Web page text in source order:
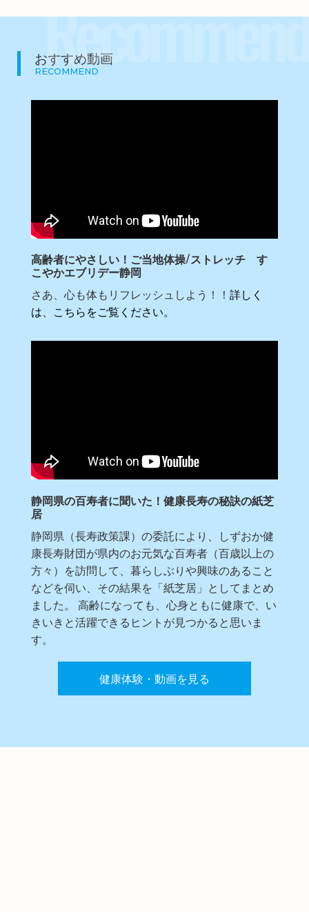
Recommend
おすすめ動画
RECOMMEND
高齢者にやさしい！ご当地体操/ストレッチ す
こやかエブリデー静岡
さあ、心も体もリフレッシュしよう！！ 詳しく
は、こちらをご覧ください。
静岡県の百寿者に聞いた！健康長寿の秘訣の紙芝
居
静岡県（長寿政策課）の委託により、しずおか健
康長寿財団が県内のお元気な百寿者（百歳以上の
方々）を訪問して、暮らしぶりや興味のあること
などを伺い、その結果を「紙芝居」としてまとめ
ました。 高齢になっても、心身ともに健康で、い
きいきと活躍できるヒントが見つかると思いま
す。
健康体験・動画を見る